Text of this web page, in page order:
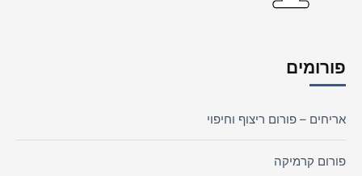
פורומים
אריחים – פורום ריצוף וחיפוי
פורום קרמיקה